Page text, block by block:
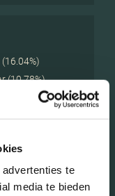
te
media te bieden
(10.78%)
(28.57%)